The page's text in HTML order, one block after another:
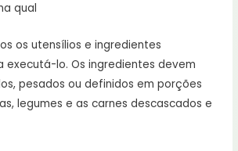
qual
os utensílios e ingredientes
executá-lo. Os ingredientes devem
pesados ou definidos em porções
legumes e as carnes descascados e